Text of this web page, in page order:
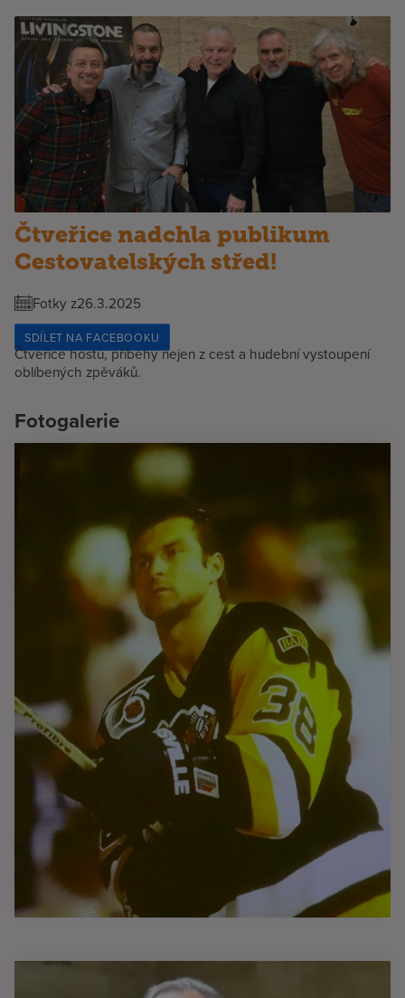
Čtveřice nadchla publikum
Cestovatelských střed!
Fotky z26.3.2025
SDÍLET NA FACEBOOKU
Čtveřice hostů, příběhy nejen z cest a hudební vystoupení
oblíbených zpěváků.
Fotogalerie